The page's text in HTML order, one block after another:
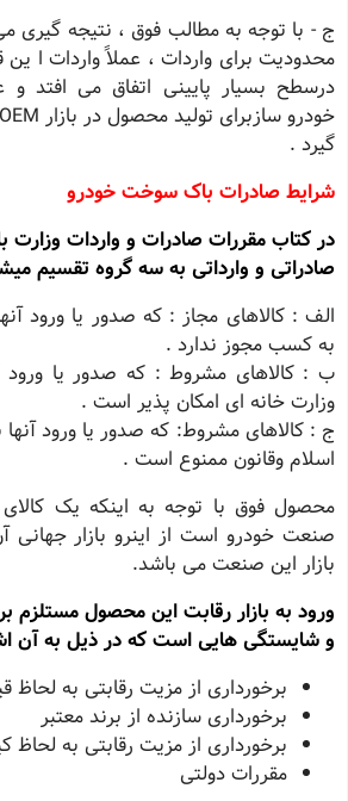
ج - با توجه به مطالب فوق ، نتیجه گیری
محدودیت برای واردات ، عملاً واردات ا ین
درسطح بسیار پایینی اتفاق می افتد و
گیرد .
شرایط صادرات باک سوخت خودرو
در کتاب مقررات صادرات و واردات وزارت
صادراتی و وارداتی به سه گروه تقسیم
الف : کالاهای مجاز : که صدور یا ورود
به کسب مجوز ندارد .
ب : کالاهای مشروط : که صدور یا ورود
وزارت خانه ای امکان پذیر است .
ج : کالاهای مشروط: که صدور یا ورود
اسلام وقانون ممنوع است .
محصول فوق با توجه به اینکه یک
صنعت خودرو است از اینرو بازار جهانی
بازار این صنعت می باشد.
ورود به بازار رقابت این محصول مستلزم
و شایستگی هایی است که در ذیل به آن
برخورداری از مزیت رقابتی به لحاظ
برخورداری سازنده از برند معتبر
برخورداری از مزیت رقابتی به لحاظ
مقررات دولتی